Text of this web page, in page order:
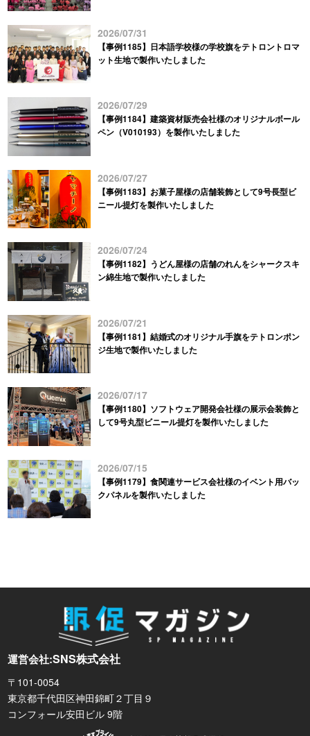
2026/07/31
【事例1185】日本語学校様の学校旗をテトロントロマ
ット生地で製作いたしました
2026/07/29
【事例1184】建築資材販売会社様のオリジナルボール
ペン（V010193）を製作いたしました
2026/07/27
【事例1183】お菓子屋様の店舗装飾として9号長型ビ
ニール提灯を製作いたしました
2026/07/24
【事例1182】うどん屋様の店舗のれんをシャークスキ
ン綿生地で製作いたしました
2026/07/21
【事例1181】結婚式のオリジナル手旗をテトロンポン
ジ生地で製作いたしました
2026/07/17
【事例1180】ソフトウェア開発会社様の展示会装飾と
して9号丸型ビニール提灯を製作いたしました
2026/07/15
【事例1179】食関連サービス会社様のイベント用バッ
クパネルを製作いたしました
運営会社:SNS株式会社
〒101-0054
東京都千代田区神田錦町２丁目９
コンフォール安田ビル 9階